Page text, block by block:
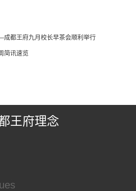
都王府九月校长早茶会顺利举行
简讯速览
王府理念